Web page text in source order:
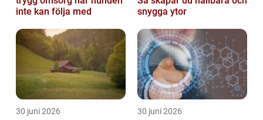
inte kan följa med
snygga ytor
30 juni 2026 30 juni 2026